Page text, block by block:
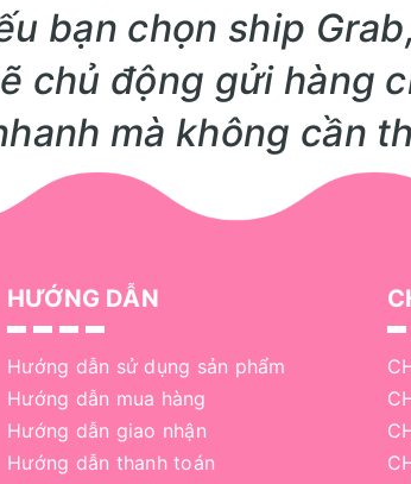
bạn chọn ship
chủ động gửi hàng
mà không cần
HƯỚNG DẪN
Hướng dẫn sử dụng sản phẩm
Hướng dẫn mua hàng
Hướng dẫn giao nhận
Hướng dẫn thanh toán